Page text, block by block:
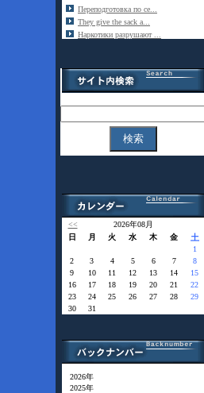
Переподготовка по се...
They give the sack a...
Наркотики разрушают ...
<<
2026年08月
日
月 火 水 木 金 土
1
2
3 4 5 6 7
8
9
10 11 12 13 14
15
16
17 18 19 20 21
22
23
24 25 26 27 28
29
30
31
2026年
2025年